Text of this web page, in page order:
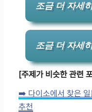
조금 더 자세
조금 더 자세
[주제가 비슷한 관련
➡️ 다이소에서 찾은 일
추천